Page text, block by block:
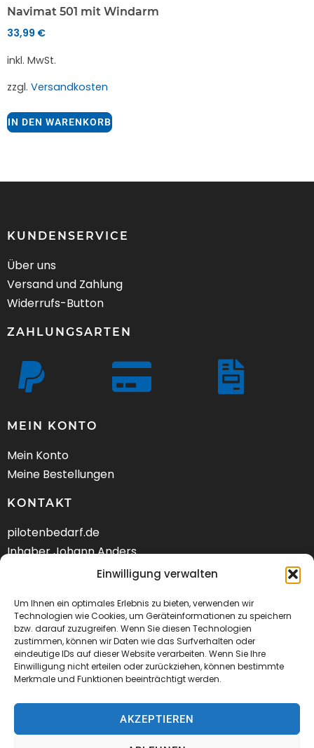
Einwilligung verwalten
Um Ihnen ein optimales Erlebnis zu bieten, verwenden wir
Technologien wie Cookies, um Geräteinformationen zu speichern
bzw. darauf zuzugreifen. Wenn Sie diesen Technologien
zustimmen, können wir Daten wie das Surfverhalten oder
eindeutige IDs auf dieser Website verarbeiten. Wenn Sie Ihre
Einwilligung nicht erteilen oder zurückziehen, können bestimmte
Merkmale und Funktionen beeinträchtigt werden.
AKZEPTIEREN
Navimat 501 mit Windarm
33,99 €
inkl. MwSt.
zzgl. Versandkosten
IN DEN WARENKORB
KUNDENSERVICE
Über uns
Versand und Zahlung
Widerrufs-Button
ZAHLUNGSARTEN
MEIN KONTO
Mein Konto
Meine Bestellungen
KONTAKT
pilotenbedarf.de
Inhaber Johann Anders
Am Schwarzen Berg 58
Tel.: +49 (04141) 9288240
Mail:kontakt@pilotenbedarf.de
© 2026 Pilotenbedarf.de